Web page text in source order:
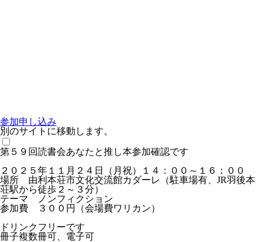
参加申し込み
別のサイトに移動します。
第５９回読書会あなたと推し本参加確認です
２０２５年１１月２４日（月祝）１４：００～１６：００
場所 由利本荘市文化交流館カダーレ（駐車場有、JR羽後本
荘駅から徒歩２～３分）
テーマ ノンフィクション
参加費 ３００円（会場費ワリカン）
ドリンクフリーです
冊子複数冊可、電子可